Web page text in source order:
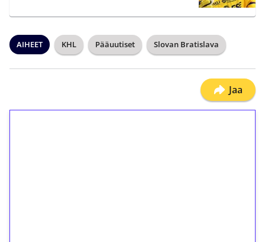
AIHEET KHL Pääuutiset Slovan Bratislava
Jaa